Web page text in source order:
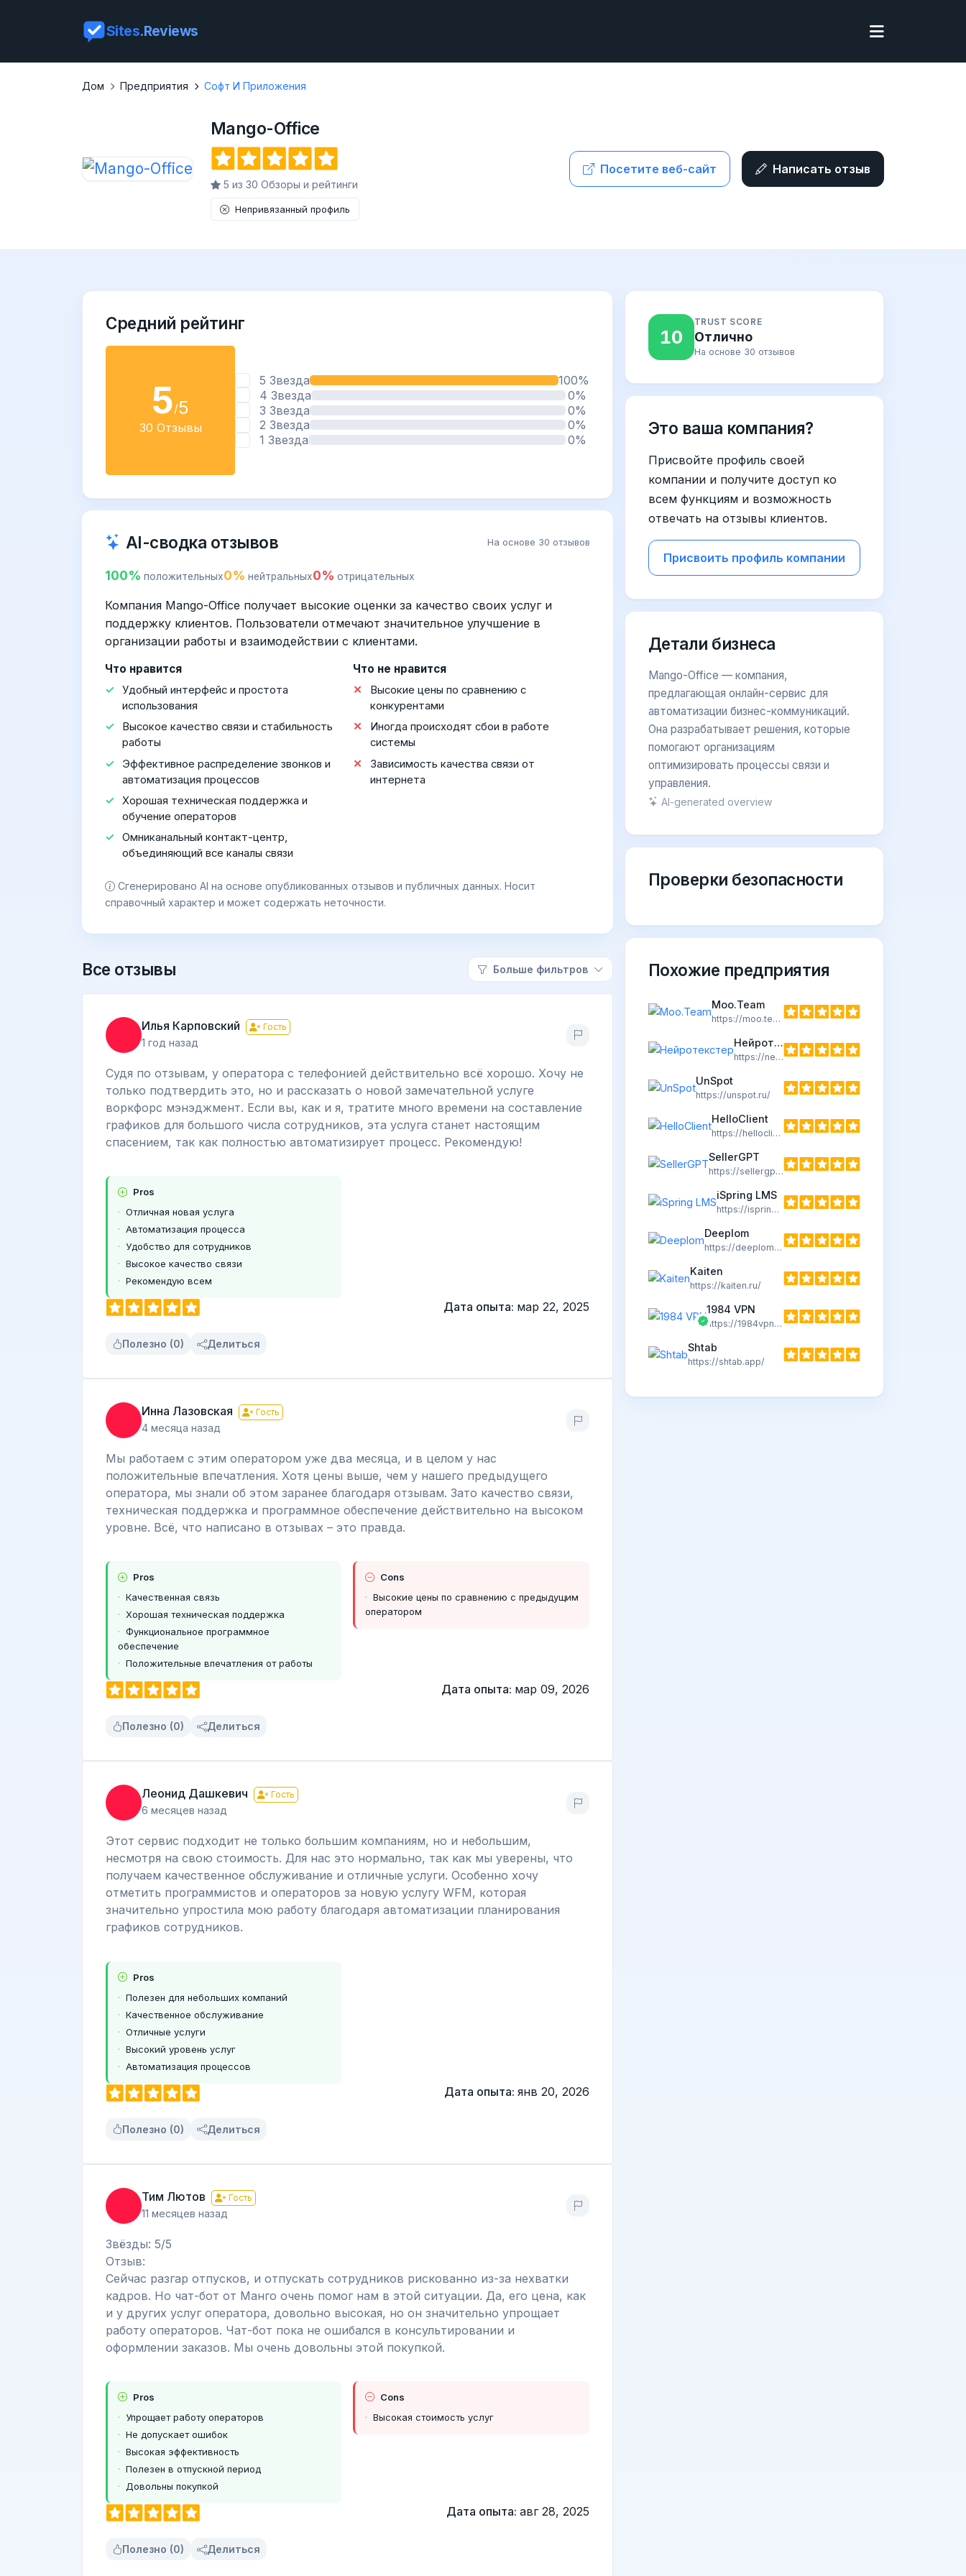
Sites.Reviews
Дом Предприятия Софт И Приложения
Mango-Office
5 из 30 Обзоры и рейтинги
Непривязанный профиль
Посетите веб-сайт Написать отзыв
Средний рейтинг
5/5
30 Отзывы
5 Звезда
100%
4 Звезда
0%
3 Звезда
0%
2 Звезда
0%
1 Звезда
0%
AI-сводка отзывов На основе 30 отзывов
100% положительных0% нейтральных0% отрицательных
Компания Mango-Office получает высокие оценки за качество своих услуг и
поддержку клиентов. Пользователи отмечают значительное улучшение в
организации работы и взаимодействии с клиентами.
Что нравится
Удобный интерфейс и простота
использования
Высокое качество связи и стабильность
работы
Эффективное распределение звонков и
автоматизация процессов
Хорошая техническая поддержка и
обучение операторов
Омниканальный контакт-центр,
объединяющий все каналы связи
Что не нравится
Высокие цены по сравнению с
конкурентами
Иногда происходят сбои в работе
системы
Зависимость качества связи от
интернета
Сгенерировано AI на основе опубликованных отзывов и публичных данных. Носит
справочный характер и может содержать неточности.
Все отзывы Больше фильтров
Илья Карповский Гость
1 год назад
Судя по отзывам, у оператора с телефонией действительно всё хорошо. Хочу не
только подтвердить это, но и рассказать о новой замечательной услуге
воркфорс мэнэджмент. Если вы, как и я, тратите много времени на составление
графиков для большого числа сотрудников, эта услуга станет настоящим
спасением, так как полностью автоматизирует процесс. Рекомендую!
Pros
Отличная новая услуга
Автоматизация процесса
Удобство для сотрудников
Высокое качество связи
Рекомендую всем
Дата опыта: мар 22, 2025
Полезно (0) Делиться
Инна Лазовская Гость
4 месяца назад
Мы работаем с этим оператором уже два месяца, и в целом у нас
положительные впечатления. Хотя цены выше, чем у нашего предыдущего
оператора, мы знали об этом заранее благодаря отзывам. Зато качество связи,
техническая поддержка и программное обеспечение действительно на высоком
уровне. Всё, что написано в отзывах – это правда.
Pros
Качественная связь
Хорошая техническая поддержка
Функциональное программное
обеспечение
Положительные впечатления от работы
Cons
Высокие цены по сравнению с предыдущим
оператором
Дата опыта: мар 09, 2026
Полезно (0) Делиться
Леонид Дашкевич Гость
6 месяцев назад
Этот сервис подходит не только большим компаниям, но и небольшим,
несмотря на свою стоимость. Для нас это нормально, так как мы уверены, что
получаем качественное обслуживание и отличные услуги. Особенно хочу
отметить программистов и операторов за новую услугу WFM, которая
значительно упростила мою работу благодаря автоматизации планирования
графиков сотрудников.
Pros
Полезен для небольших компаний
Качественное обслуживание
Отличные услуги
Высокий уровень услуг
Автоматизация процессов
Дата опыта: янв 20, 2026
Полезно (0) Делиться
Тим Лютов Гость
11 месяцев назад
Звёзды: 5/5
Отзыв:
Сейчас разгар отпусков, и отпускать сотрудников рискованно из-за нехватки
кадров. Но чат-бот от Манго очень помог нам в этой ситуации. Да, его цена, как
и у других услуг оператора, довольно высокая, но он значительно упрощает
работу операторов. Чат-бот пока не ошибался в консультировании и
оформлении заказов. Мы очень довольны этой покупкой.
Pros
Упрощает работу операторов
Не допускает ошибок
Высокая эффективность
Полезен в отпускной период
Довольны покупкой
Cons
Высокая стоимость услуг
Дата опыта: авг 28, 2025
Полезно (0) Делиться
10
TRUST SCORE
Отлично
На основе 30 отзывов
Это ваша компания?
Присвойте профиль своей
компании и получите доступ ко
всем функциям и возможность
отвечать на отзывы клиентов.
Присвоить профиль компании
Детали бизнеса
Mango-Office — компания,
предлагающая онлайн-сервис для
автоматизации бизнес-коммуникаций.
Она разрабатывает решения, которые
помогают организациям
оптимизировать процессы связи и
управления.
AI-generated overview
Проверки безопасности
Похожие предприятия
Moo.Team
https://moo.team/
Нейротекстер
https://neuro-texter.ru/
UnSpot
https://unspot.ru/
HelloClient
https://helloclient.by/
SellerGPT
https://sellergpt.ru/
iSpring LMS
https://ispring.ru/
Deeplom
https://deeplom.ru/
Kaiten
https://kaiten.ru/
1984 VPN
https://1984vpn.com
Shtab
https://shtab.app/